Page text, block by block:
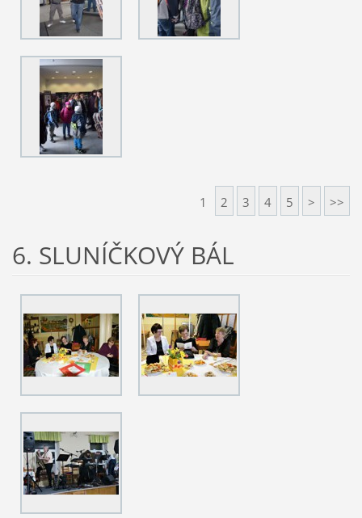
1 2 3 4 5 > >>
6. SLUNÍČKOVÝ BÁL